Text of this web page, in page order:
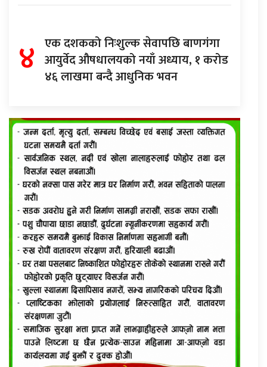
४ एक दशकको निःशुल्क सेवापछि बाणगंगा
आयुर्वेद औषधालयको नयाँ अध्याय, १ करोड
४६ लाखमा बन्दै आधुनिक भवन